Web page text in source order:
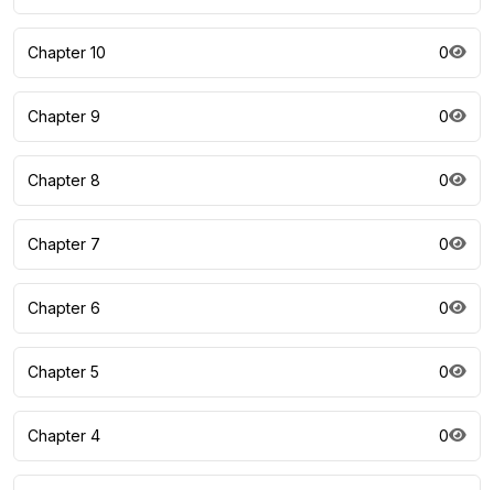
Chapter 10 0
Chapter 9 0
Chapter 8 0
Chapter 7 0
Chapter 6 0
Chapter 5 0
Chapter 4 0